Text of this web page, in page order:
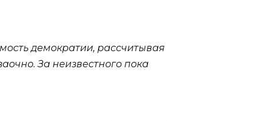
демократии, рассчитывая
За неизвестного пока